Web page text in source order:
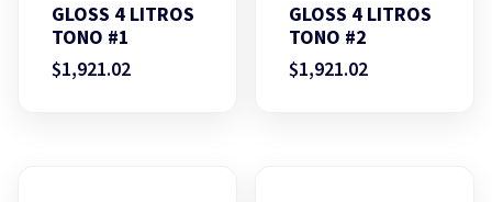
GLOSS 4 LITROS
TONO #1
$1,921.02
GLOSS 4 LITROS
TONO #2
$1,921.02